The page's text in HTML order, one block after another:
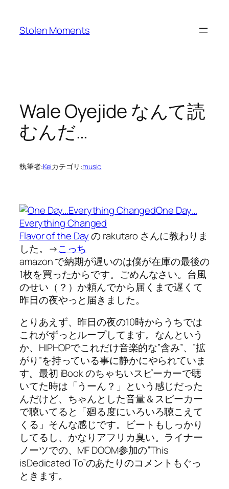
Stolen Moments
Wale Oyejide なんて読
むんだ…
執筆者:Keiカテゴリ:music
One Day…
Everything Changed
Flavor of the Dayの rakutaro さんに教わりま
した。→こっち
amazon で納期が遅いのは僕が在庫の最後の
1枚を買ったからです。ごめんなさい。台風
のせい（？）か頼んでから届くまで遅くて
昨日の夜やっと届きました。
とりあえず、昨日の夜の10時からうちでは
これがずっとループしてます。なんという
か、HIPHOPでこれだけ音楽的な”含み”、”拡
がり”を持っている事に静かにやられていま
す。最初 iBook のちゃちいスピーカーで聴
いてた時は「うーん？」という感じだった
んだけど、ちゃんとした音量＆スピーカー
で聴いてると「廻る度にいろいろ聴こえて
くる」そんな感じです。ビートもしっかり
してるし、かなりアフリカ臭い。ライナー
ノーツでの、MF DOOM参加の”This
isDedicated To”のあたりのコメントもぐっ
ときます。